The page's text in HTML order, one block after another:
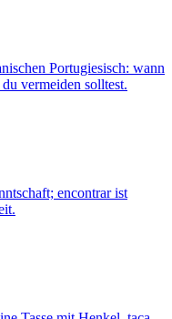
Portugiesisch: wann
vermeiden solltest.
encontrar ist